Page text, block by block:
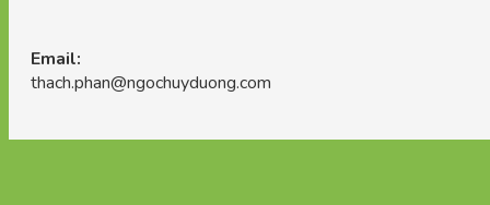
Email:
thach.phan@ngochuyduong.com